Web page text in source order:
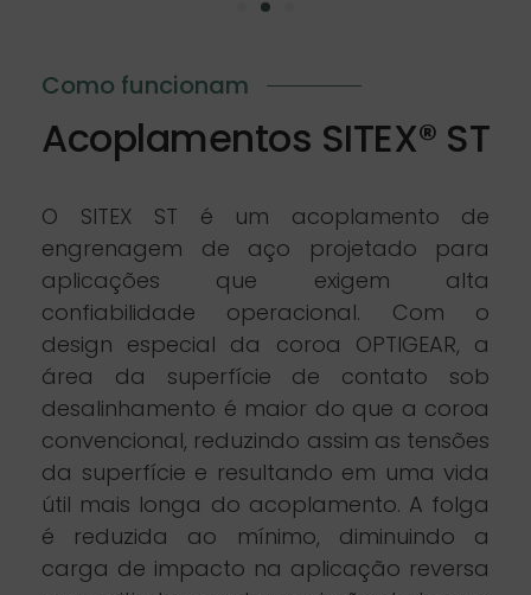
Como funcionam
Acoplamentos SITEX® ST
O SITEX ST é um acoplamento de
engrenagem de aço projetado para
aplicações que exigem alta
confiabilidade operacional. Com o
design especial da coroa OPTIGEAR, a
área da superfície de contato sob
desalinhamento é maior do que a coroa
convencional, reduzindo assim as tensões
da superfície e resultando em uma vida
útil mais longa do acoplamento. A folga
é reduzida ao mínimo, diminuindo a
carga de impacto na aplicação reversa